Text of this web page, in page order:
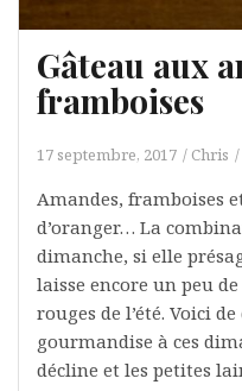
Gâteau aux
framboises
17 septembre, 2017 Chris
Amandes, framboises
d’oranger… La
dimanche, si elle
laisse encore un peu
rouges de l’été. Voici
gourmandise à ces
décline et les petites